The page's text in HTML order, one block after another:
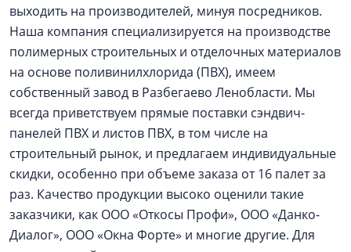
выходить на производителей, минуя посредников.
Наша компания специализируется на производстве
полимерных строительных и отделочных материалов
на основе поливинилхлорида (ПВХ), имеем
собственный завод в Разбегаево Ленобласти. Мы
всегда приветствуем прямые поставки сэндвич-
панелей ПВХ и листов ПВХ, в том числе на
строительный рынок, и предлагаем индивидуальные
скидки, особенно при объеме заказа от 16 палет за
раз. Качество продукции высоко оценили такие
заказчики, как ООО «Откосы Профи», ООО «Данко-
Диалог», ООО «Окна Форте» и многие другие. Для